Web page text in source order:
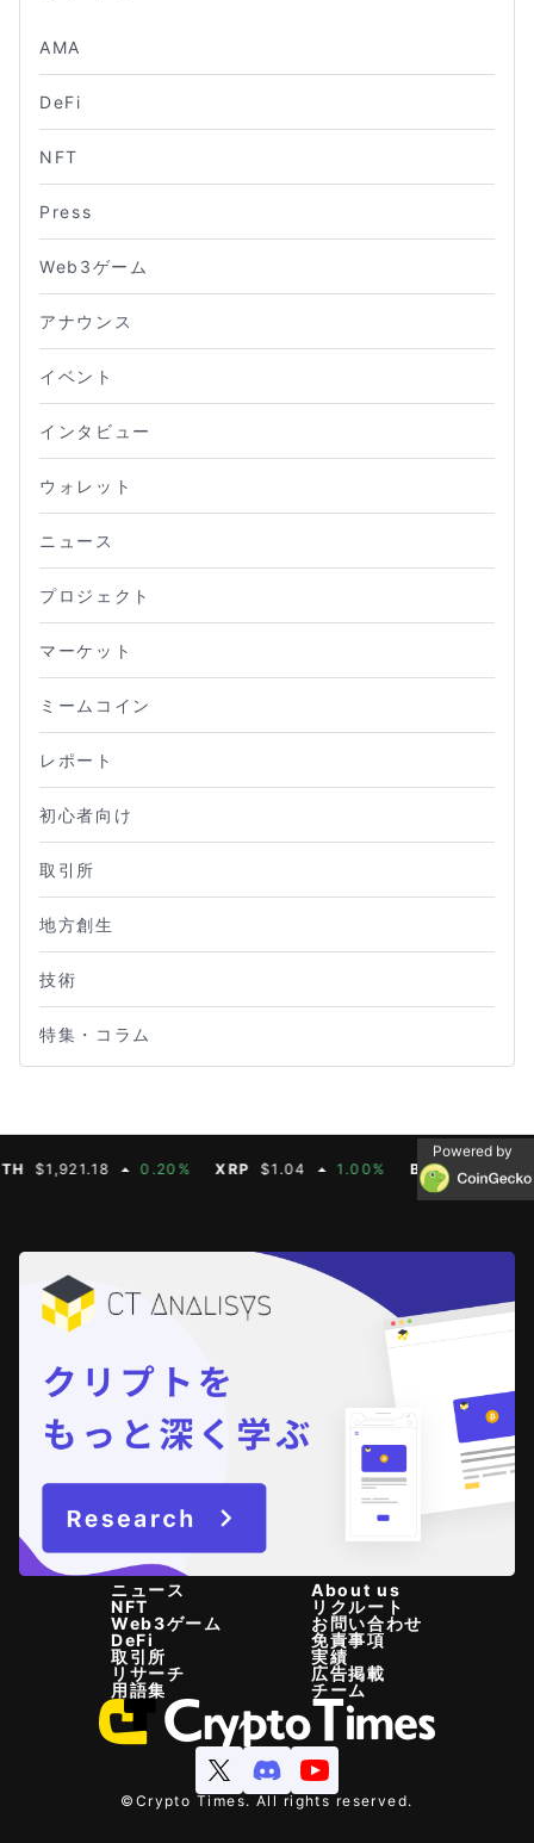
AMA
DeFi
NFT
Press
Web3ゲーム
アナウンス
イベント
インタビュー
ウォレット
ニュース
プロジェクト
マーケット
ミームコイン
レポート
初心者向け
取引所
地方創生
技術
特集・コラム
0.20% XRP $1.04 1.00% BNB $604.50
Powered by
ニュース
NFT
Web3ゲーム
DeFi
取引所
リサーチ
用語集
About us
リクルート
お問い合わせ
免責事項
実績
広告掲載
チーム
©Crypto Times. All rights reserved.